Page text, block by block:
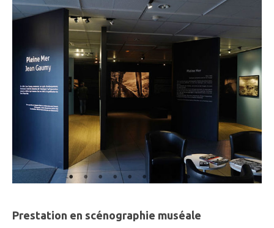
Prestation en scénographie muséale